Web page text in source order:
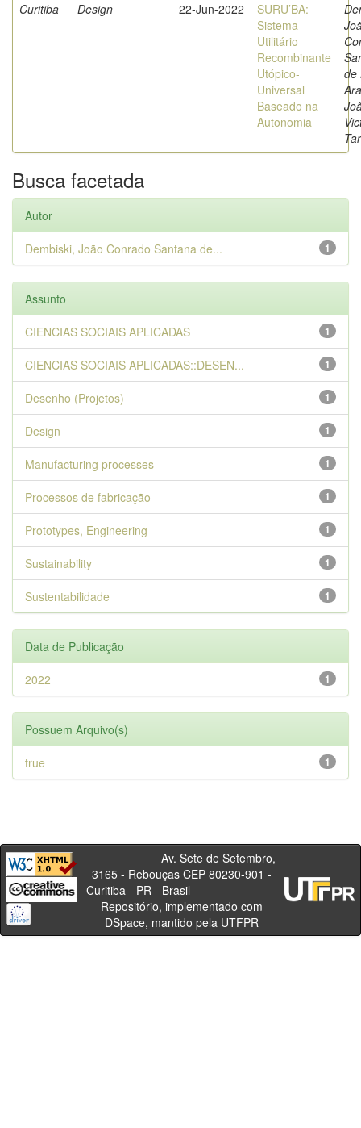
Curitiba Design 22-Jun-2022
SURU’BA:
Sistema
Utilitário
Recombinante
Utópico-
Universal
Baseado na
Autonomia
de
Busca facetada
Autor
1
Dembiski, João Conrado Santana de...
Assunto
1
CIENCIAS SOCIAIS APLICADAS
1
CIENCIAS SOCIAIS APLICADAS::DESEN...
1
Desenho (Projetos)
1
Design
1
Manufacturing processes
1
Processos de fabricação
1
Prototypes, Engineering
1
Sustainability
1
Sustentabilidade
Data de Publicação
1
2022
Possuem Arquivo(s)
1
true
Av. Sete de Setembro,
3165 - Rebouças CEP 80230-901 -
Curitiba - PR - Brasil
Repositório, implementado com
DSpace, mantido pela UTFPR